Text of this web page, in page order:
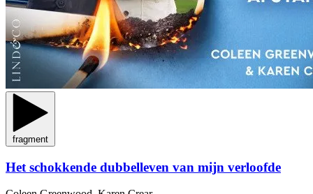
fragment
Het schokkende dubbelleven van mijn verloofde